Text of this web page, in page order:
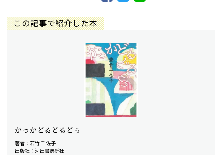
この記事で紹介した本
かっかどるどるどぅ
著者：若竹 千佐子
出版社：河出書房新社